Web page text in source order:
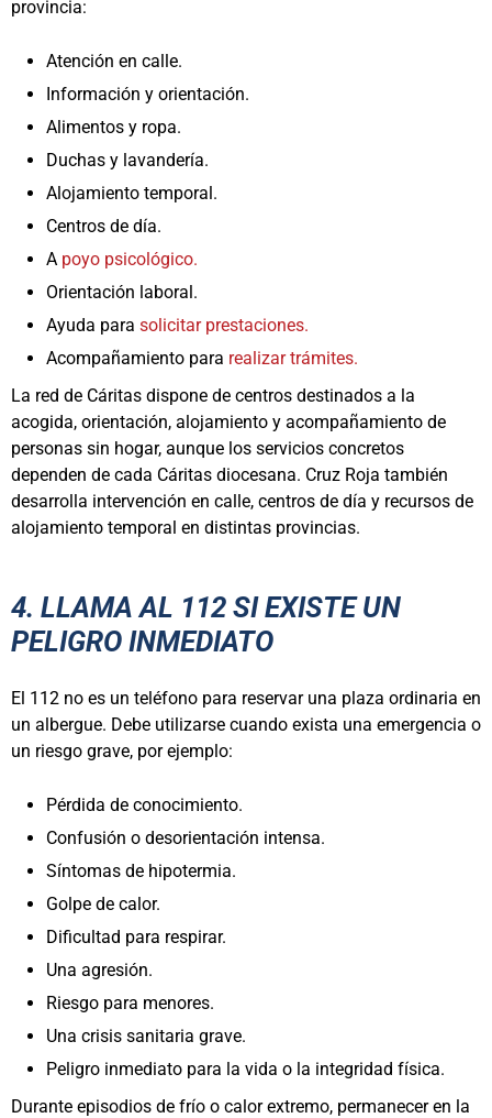
provincia:
Atención en calle.
Información y orientación.
Alimentos y ropa.
Duchas y lavandería.
Alojamiento temporal.
Centros de día.
A poyo psicológico.
Orientación laboral.
Ayuda para solicitar prestaciones.
Acompañamiento para realizar trámites.
La red de Cáritas dispone de centros destinados a la
acogida, orientación, alojamiento y acompañamiento de
personas sin hogar, aunque los servicios concretos
dependen de cada Cáritas diocesana. Cruz Roja también
desarrolla intervención en calle, centros de día y recursos de
alojamiento temporal en distintas provincias.
4. LLAMA AL 112 SI EXISTE UN
PELIGRO INMEDIATO
El 112 no es un teléfono para reservar una plaza ordinaria en
un albergue. Debe utilizarse cuando exista una emergencia o
un riesgo grave, por ejemplo:
Pérdida de conocimiento.
Confusión o desorientación intensa.
Síntomas de hipotermia.
Golpe de calor.
Dificultad para respirar.
Una agresión.
Riesgo para menores.
Una crisis sanitaria grave.
Peligro inmediato para la vida o la integridad física.
Durante episodios de frío o calor extremo, permanecer en la